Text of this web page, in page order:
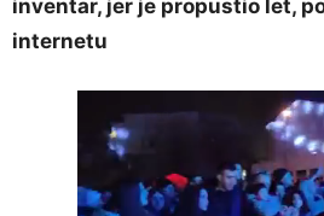
inventar, jer je propustio let,
internetu